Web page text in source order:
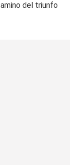
del triunfo